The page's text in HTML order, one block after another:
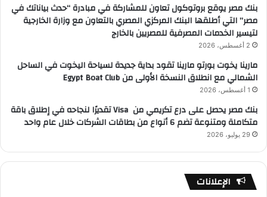
بنك مصر يوقع بروتوكول تعاون للمشاركة في مبادرة “حدث بياناتك في
مصر” التي أطلقها البنك المركزي المصري بالتعاون مع وزارة الخارجية
لتيسير الخدمات المصرفية للمصريين بالخارج
2 أغسطس، 2026
مارينا يخوت بورتو مارينا تقود بداية جديدة لسياحة اليخوت في الساحل
الشمالي مع انطلاق النسخة الأولى من Egypt Boat Club
1 أغسطس، 2026
بنك مصر يحصل على درع تكريمي من Visa تقديرًا لنجاحه في إطلاق باقة
متكاملة ومتنوعة تضم 6 أنواع من بطاقات الشركات خلال عام واحد
29 يوليو، 2026
الإعلانات